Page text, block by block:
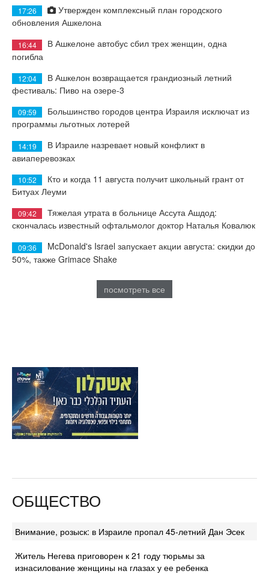
17:26
Утвержден комплексный план городского
обновления Ашкелона
16:44
В Ашкелоне автобус сбил трех женщин, одна
погибла
12:04
В Ашкелон возвращается грандиозный летний
фестиваль: Пиво на озере-3
09:59
Большинство городов центра Израиля исключат из
программы льготных лотерей
14:19
В Израиле назревает новый конфликт в
авиаперевозках
10:52
Кто и когда 11 августа получит школьный грант от
Битуах Леуми
09:42
Тяжелая утрата в больнице Ассута Ашдод:
скончалась известный офтальмолог доктор Наталья Ковалюк
09:36
McDonald's Israel запускает акции августа: скидки до
50%, также Grimace Shake
посмотреть все
ОБЩЕСТВО
Внимание, розыск: в Израиле пропал 45-летний Дан Эсек
Житель Негева приговорен к 21 году тюрьмы за
изнасилование женщины на глазах у ее ребенка